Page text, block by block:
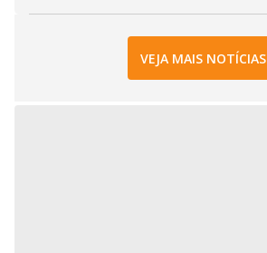
VEJA MAIS NOTÍCIAS